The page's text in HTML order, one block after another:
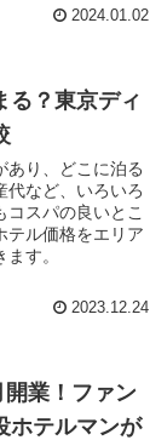
2024.01.02
る？東京ディ
あり、どこに泊る
代など、いろいろ
スパの良いとこ
テル価格をエリア
す。
2023.12.24
開業！ファン
ホテルマンが